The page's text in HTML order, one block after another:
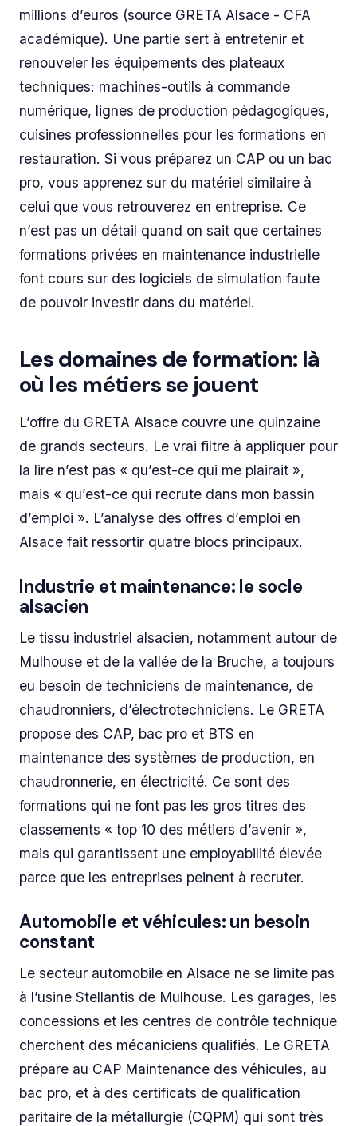
millions d’euros (source GRETA Alsace - CFA
académique). Une partie sert à entretenir et
renouveler les équipements des plateaux
techniques: machines-outils à commande
numérique, lignes de production pédagogiques,
cuisines professionnelles pour les formations en
restauration. Si vous préparez un CAP ou un bac
pro, vous apprenez sur du matériel similaire à
celui que vous retrouverez en entreprise. Ce
n’est pas un détail quand on sait que certaines
formations privées en maintenance industrielle
font cours sur des logiciels de simulation faute
de pouvoir investir dans du matériel.
Les domaines de formation: là
où les métiers se jouent
L’offre du GRETA Alsace couvre une quinzaine
de grands secteurs. Le vrai filtre à appliquer pour
la lire n’est pas « qu’est-ce qui me plairait »,
mais « qu’est-ce qui recrute dans mon bassin
d’emploi ». L’analyse des offres d’emploi en
Alsace fait ressortir quatre blocs principaux.
Industrie et maintenance: le socle
alsacien
Le tissu industriel alsacien, notamment autour de
Mulhouse et de la vallée de la Bruche, a toujours
eu besoin de techniciens de maintenance, de
chaudronniers, d’électrotechniciens. Le GRETA
propose des CAP, bac pro et BTS en
maintenance des systèmes de production, en
chaudronnerie, en électricité. Ce sont des
formations qui ne font pas les gros titres des
classements « top 10 des métiers d’avenir »,
mais qui garantissent une employabilité élevée
parce que les entreprises peinent à recruter.
Automobile et véhicules: un besoin
constant
Le secteur automobile en Alsace ne se limite pas
à l’usine Stellantis de Mulhouse. Les garages, les
concessions et les centres de contrôle technique
cherchent des mécaniciens qualifiés. Le GRETA
prépare au CAP Maintenance des véhicules, au
bac pro, et à des certificats de qualification
paritaire de la métallurgie (CQPM) qui sont très